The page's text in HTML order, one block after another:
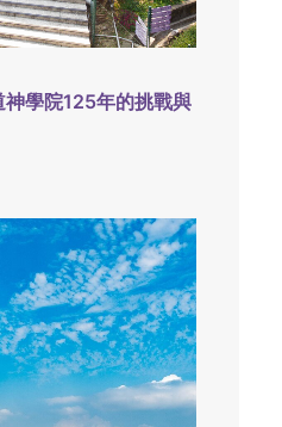
學院125年的挑戰與